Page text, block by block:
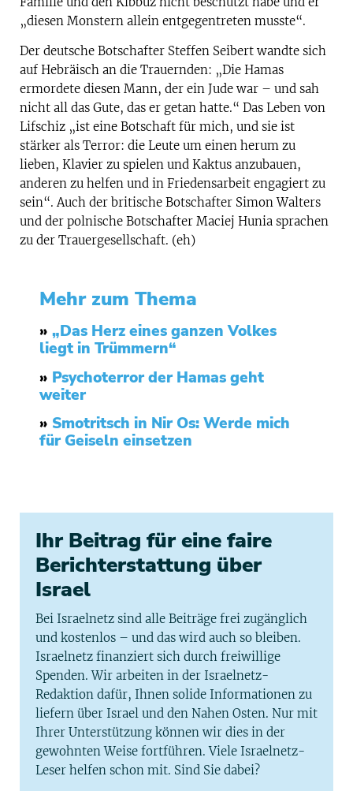
„diesen Monstern allein entgegentreten musste“.
Der deutsche Botschafter Steffen Seibert wandte sich
auf Hebräisch an die Trauernden: „Die Hamas
ermordete diesen Mann, der ein Jude war – und sah
nicht all das Gute, das er getan hatte.“ Das Leben von
Lifschiz „ist eine Botschaft für mich, und sie ist
stärker als Terror: die Leute um einen herum zu
lieben, Klavier zu spielen und Kaktus anzubauen,
anderen zu helfen und in Friedensarbeit engagiert zu
sein“. Auch der britische Botschafter Simon Walters
und der polnische Botschafter Maciej Hunia sprachen
zu der Trauergesellschaft. (eh)
Mehr zum Thema
» „Das Herz eines ganzen Volkes
liegt in Trümmern“
» Psychoterror der Hamas geht
weiter
» Smotritsch in Nir Os: Werde mich
für Geiseln einsetzen
Ihr Beitrag für eine faire
Berichterstattung über
Israel
Bei Israelnetz sind alle Beiträge frei zugänglich
und kostenlos – und das wird auch so bleiben.
Israelnetz finanziert sich durch freiwillige
Spenden. Wir arbeiten in der Israelnetz-
Redaktion dafür, Ihnen solide Informationen zu
liefern über Israel und den Nahen Osten. Nur mit
Ihrer Unterstützung können wir dies in der
gewohnten Weise fortführen. Viele Israelnetz-
Leser helfen schon mit. Sind Sie dabei?